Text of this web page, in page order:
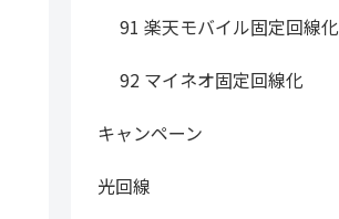
91 楽天モバイル固定回線化
92 マイネオ固定回線化
キャンペーン
光回線